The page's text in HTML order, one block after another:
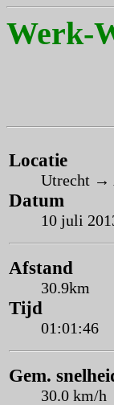
Werk-
Locatie
Utrecht →
Datum
10 juli
Afstand
30.9km
Tijd
01:01:46
Gem.
30.0 km/h